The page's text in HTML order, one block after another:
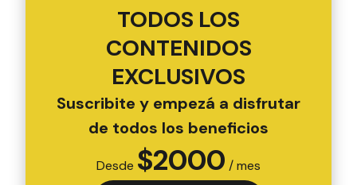
TODOS LOS
CONTENIDOS
EXCLUSIVOS
Suscribite y empezá a disfrutar
de todos los beneficios
Desde $2000 / mes